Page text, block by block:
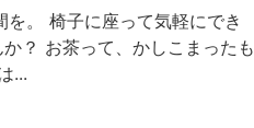
。 椅子に座って気軽にでき
？ お茶って、かしこまったも
...